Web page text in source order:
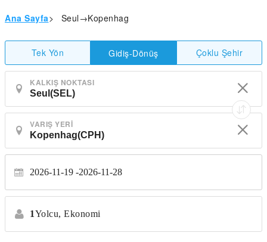
Ana Sayfa> Seul→Kopenhag
Tek Yön Gidiş-Dönüş Çoklu Şehir
KALKIŞ NOKTASI
VARIŞ YERI
2026-11-19 2026-11-28
1Yolcu, Ekonomi